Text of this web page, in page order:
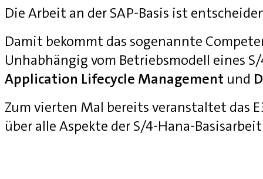
Die Arbeit an der SAP-Basis ist
Damit bekommt das sogenannte
Unhabhängig vom Betriebsmodell eines
Application Lifecycle Management und
Zum vierten Mal bereits veranstaltet das
über alle Aspekte der S/4-Hana-